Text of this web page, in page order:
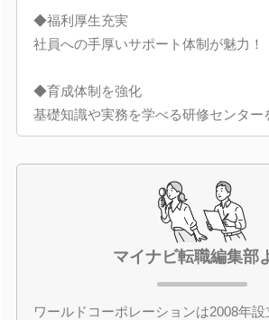
◆福利厚生充実
社員への手厚いサポート体制が魅力！
◆育成体制を強化
基礎知識や実務を学べる研修センター
マイナビ転職編集部
ワールドコーポレーションは2008年